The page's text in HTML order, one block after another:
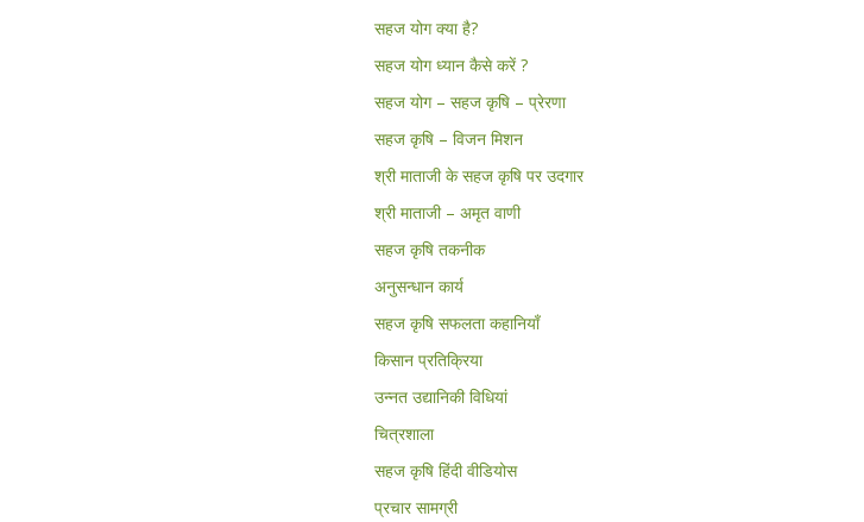
सहज योग क्या है?
सहज योग ध्यान कैसे करें ?
सहज योग – सहज कृषि – प्रेरणा
सहज कृषि – विजन मिशन
श्री माताजी के सहज कृषि पर उदगार
श्री माताजी – अमृत वाणी
सहज कृषि तकनीक
अनुसन्धान कार्य
सहज कृषि सफलता कहानियाँ
किसान प्रतिक्रिया
उन्नत उद्यानिकी विधियां
चित्रशाला
सहज कृषि हिंदी वीडियोस
प्रचार सामग्री